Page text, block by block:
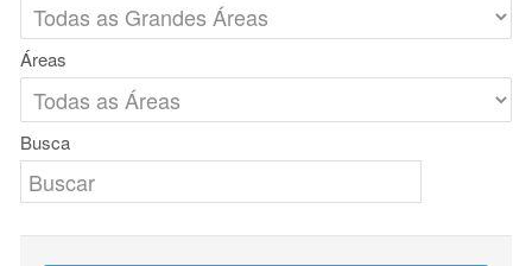
Áreas
Busca